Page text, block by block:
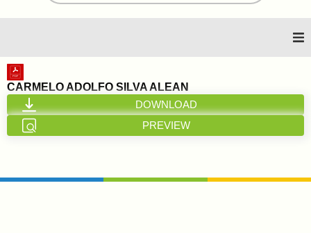
Inicio
Nosotros
Transparencia
CARMELO ADOLFO SILVA ALEAN
DOWNLOAD
PREVIEW